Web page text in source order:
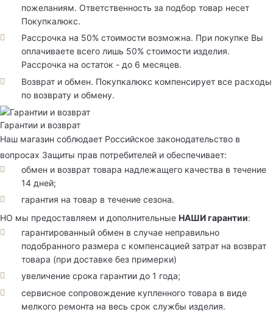
пожеланиям. Ответственность за подбор товар несет
Покупкалюкс.
Рассрочка на 50% стоимости возможна. При покупке Вы
оплачиваете всего лишь 50% стоимости изделия.
Рассрочка на остаток - до 6 месяцев.
Возврат и обмен. Покупкалюкс компенсирует все расходы
по возврату и обмену.
Гарантии и возврат
Наш магазин соблюдает Российское законодательство в
вопросах Защиты прав потребителей и обеспечивает:
обмен и возврат товара надлежащего качества в течение
14 дней;
гарантия на товар в течение сезона.
НО мы предоставляем и дополнительные НАШИ гарантии:
гарантированный обмен в случае неправильно
подобранного размера с компенсацией затрат на возврат
товара (при доставке без примерки)
увеличение срока гарантии до 1 года;
сервисное сопровождение купленного товара в виде
мелкого ремонта на весь срок службы изделия.